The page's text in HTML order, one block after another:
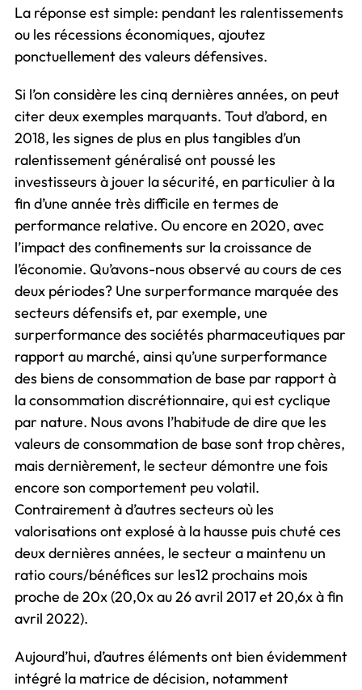
La réponse est simple: pendant les ralentissements
ou les récessions économiques, ajoutez
ponctuellement des valeurs défensives.
Si l’on considère les cinq dernières années, on peut
citer deux exemples marquants. Tout d’abord, en
2018, les signes de plus en plus tangibles d’un
ralentissement généralisé ont poussé les
investisseurs à jouer la sécurité, en particulier à la
fin d’une année très difficile en termes de
performance relative. Ou encore en 2020, avec
l’impact des confinements sur la croissance de
l’économie. Qu’avons-nous observé au cours de ces
deux périodes? Une surperformance marquée des
secteurs défensifs et, par exemple, une
surperformance des sociétés pharmaceutiques par
rapport au marché, ainsi qu’une surperformance
des biens de consommation de base par rapport à
la consommation discrétionnaire, qui est cyclique
par nature. Nous avons l’habitude de dire que les
valeurs de consommation de base sont trop chères,
mais dernièrement, le secteur démontre une fois
encore son comportement peu volatil.
Contrairement à d’autres secteurs où les
valorisations ont explosé à la hausse puis chuté ces
deux dernières années, le secteur a maintenu un
ratio cours/bénéfices sur les12 prochains mois
proche de 20x (20,0x au 26 avril 2017 et 20,6x à fin
avril 2022).
Aujourd’hui, d’autres éléments ont bien évidemment
intégré la matrice de décision, notamment